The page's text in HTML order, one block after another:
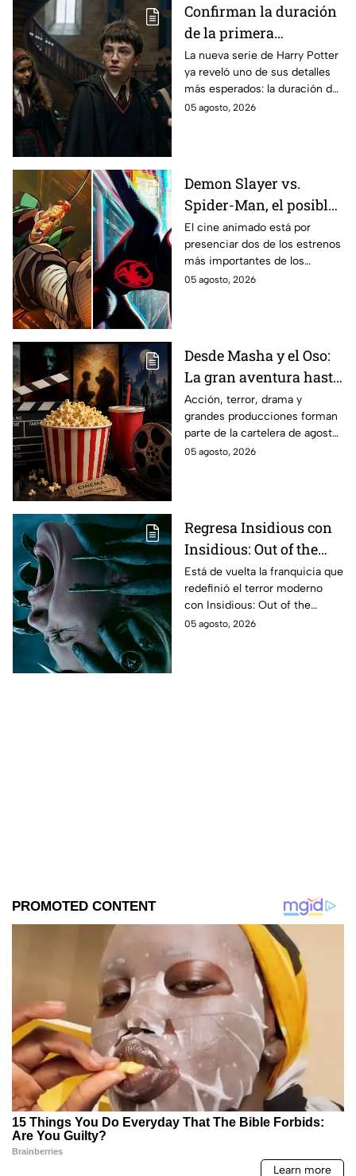
Confirman la duración
de la primera
temporada de Harry
Potter y emocionará a
los fans de los libros
La nueva serie de Harry Potter
ya reveló uno de sus detalles
más esperados: la duración de
la primera temporada basada
05 agosto, 2026
Demon Slayer vs.
Spider-Man, el posible
gran enfrentamiento
en taquilla del 2027
El cine animado está por
presenciar dos de los estrenos
más importantes de los
últimos años.
05 agosto, 2026
Desde Masha y el Oso:
La gran aventura hasta
El Final de la Calle Oak
con Anne Hathaway.
Esta es la lista
completa de los
México
Acción, terror, drama y
grandes producciones forman
parte de la cartelera de agosto
en México.
05 agosto, 2026
Regresa Insidious con
Insidious: Out of the
Further; esto revela el
aterrador primer tráiler
Está de vuelta la franquicia que
redefinió el terror moderno
con Insidious: Out of the
Further. Te contamos todo lo
05 agosto, 2026